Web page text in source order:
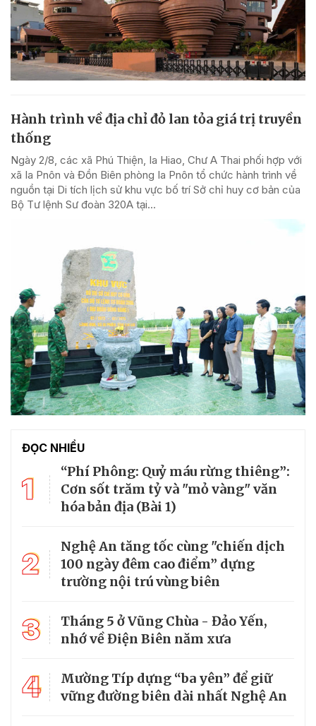
Hành trình về địa chỉ đỏ lan tỏa giá trị truyền
thống
Ngày 2/8, các xã Phú Thiện, Ia Hiao, Chư A Thai phối hợp với
xã Ia Pnôn và Đồn Biên phòng Ia Pnôn tổ chức hành trình về
nguồn tại Di tích lịch sử khu vực bố trí Sở chỉ huy cơ bản của
Bộ Tư lệnh Sư đoàn 320A tại...
ĐỌC NHIỀU
1
“Phí Phông: Quỷ máu rừng thiêng”:
Cơn sốt trăm tỷ và "mỏ vàng" văn
hóa bản địa (Bài 1)
2
Nghệ An tăng tốc cùng "chiến dịch
100 ngày đêm cao điểm” dựng
trường nội trú vùng biên
3
Tháng 5 ở Vũng Chùa - Đảo Yến,
nhớ về Điện Biên năm xưa
4
Mường Típ dựng “ba yên” để giữ
vững đường biên dài nhất Nghệ An